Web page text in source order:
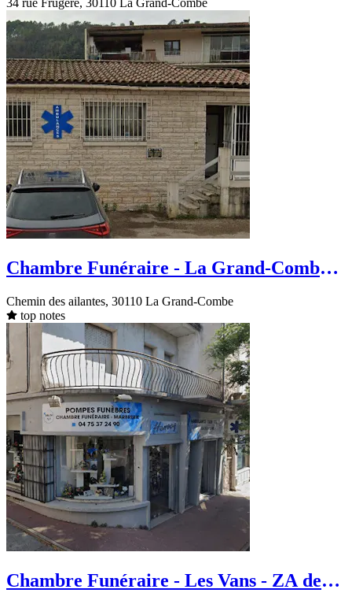
Chambre Funéraire - La Grand-Combe -
Chemin des ailantes, 30110 La Grand-Combe
top notes
Chambre Funéraire - Les Vans - ZA de